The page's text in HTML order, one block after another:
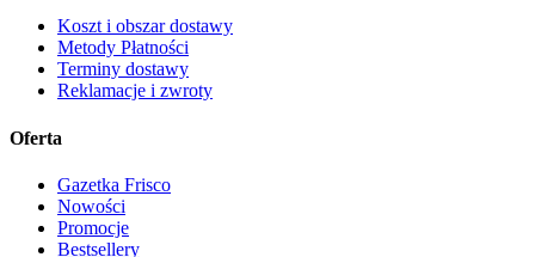
Koszt i obszar dostawy
Metody Płatności
Terminy dostawy
Reklamacje i zwroty
Oferta
Gazetka Frisco
Nowości
Promocje
Bestsellery